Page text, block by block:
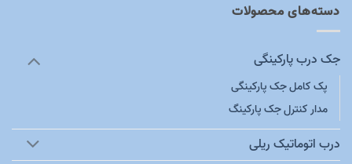
دسته‌های محصولات
جک درب پارکینگی
پک کامل جک پارکینگی
مدار کنترل جک پارکینگ
درب اتوماتیک ریلی